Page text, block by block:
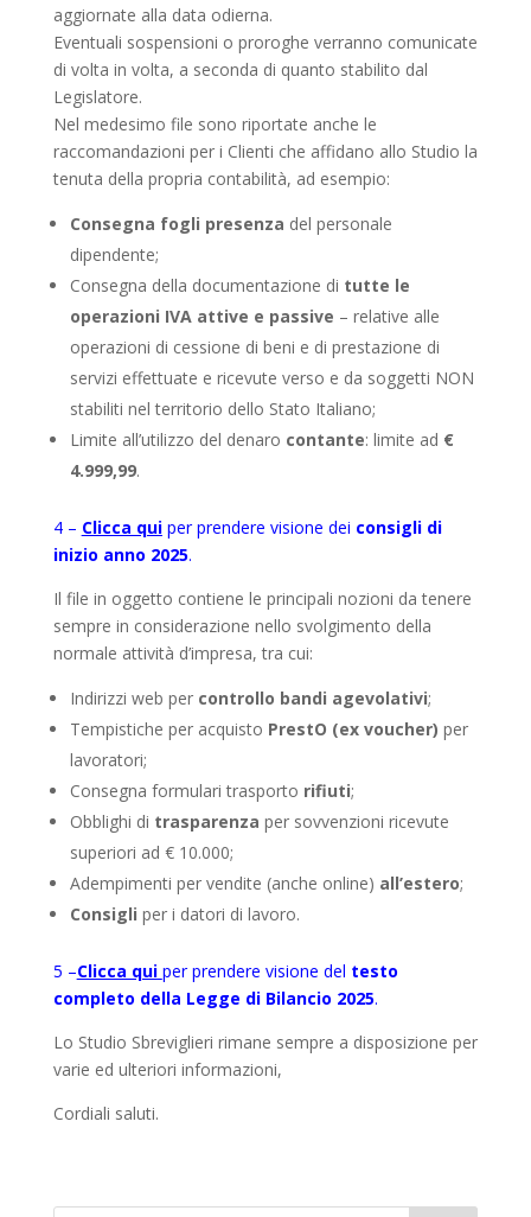
aggiornate alla data odierna.
Eventuali sospensioni o proroghe verranno comunicate
di volta in volta, a seconda di quanto stabilito dal
Legislatore.
Nel medesimo file sono riportate anche le
raccomandazioni per i Clienti che affidano allo Studio la
tenuta della propria contabilità, ad esempio:
Consegna fogli presenza del personale
dipendente;
Consegna della documentazione di tutte le
operazioni IVA attive e passive – relative alle
operazioni di cessione di beni e di prestazione di
servizi effettuate e ricevute verso e da soggetti NON
stabiliti nel territorio dello Stato Italiano;
Limite all’utilizzo del denaro contante: limite ad €
4.999,99.
4 – Clicca quiper prendere visione dei consigli di
inizio anno 2025.
Il file in oggetto contiene le principali nozioni da tenere
sempre in considerazione nello svolgimento della
normale attività d’impresa, tra cui:
Indirizzi web per controllo bandi agevolativi;
Tempistiche per acquisto PrestO (ex voucher) per
lavoratori;
Consegna formulari trasporto rifiuti;
Obblighi di trasparenza per sovvenzioni ricevute
superiori ad € 10.000;
Adempimenti per vendite (anche online) all’estero;
Consigli per i datori di lavoro.
5 –Clicca qui per prendere visione del testo
completo della Legge di Bilancio 2025.
Lo Studio Sbreviglieri rimane sempre a disposizione per
varie ed ulteriori informazioni,
Cordiali saluti.